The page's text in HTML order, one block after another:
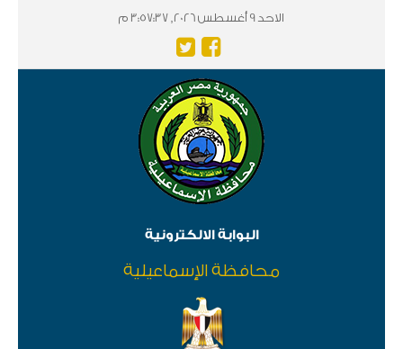
الاحد 9 أغسطس 2026, 3:57:37 م
البوابة الالكترونية
محافظة الإسماعيلية